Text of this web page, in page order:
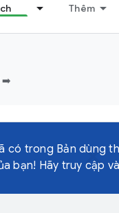
Thêm
➡️
có trong Bản dùng
bạn! Hãy truy cập